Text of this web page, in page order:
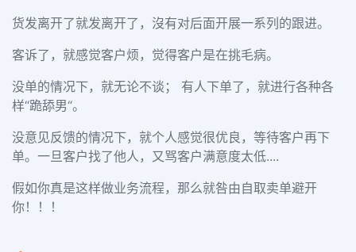
货发离开了就发离开了，沒有对后面开展一系列的跟进。
客诉了，就感觉客户烦，觉得客户是在挑毛病。
没单的情况下，就无论不谈； 有人下单了，就进行各种各
样“跪舔男“。
没意见反馈的情况下，就个人感觉很优良，等待客户再下
单。一旦客户找了他人，又骂客户满意度太低....
假如你真是这样做业务流程，那么就咎由自取卖单避开
你！！！